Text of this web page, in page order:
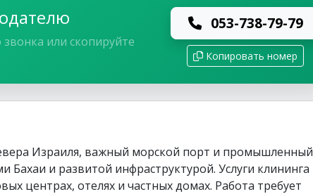
или скопируйте
053-738-79-79
Копировать номер
Израиля, важный морской порт и промышленный
Бахаи и развитой инфраструктурой. Услуги клининга
центрах, отелях и частных домах. Работа требует